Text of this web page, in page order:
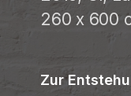
260 x 600
Zur